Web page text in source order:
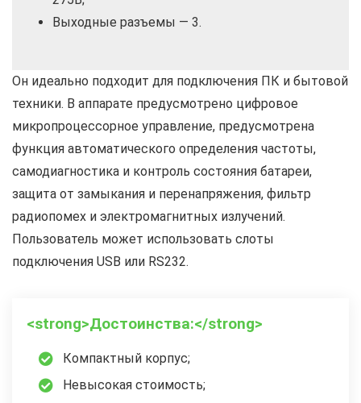
Выходные разъемы — 3.
Он идеально подходит для подключения ПК и бытовой
техники. В аппарате предусмотрено цифровое
микропроцессорное управление, предусмотрена
функция автоматического определения частоты,
самодиагностика и контроль состояния батареи,
защита от замыкания и перенапряжения, фильтр
радиопомех и электромагнитных излучений.
Пользователь может использовать слоты
подключения USB или RS232.
<strong>Достоинства:</strong>
Компактный корпус;
Невысокая стоимость;